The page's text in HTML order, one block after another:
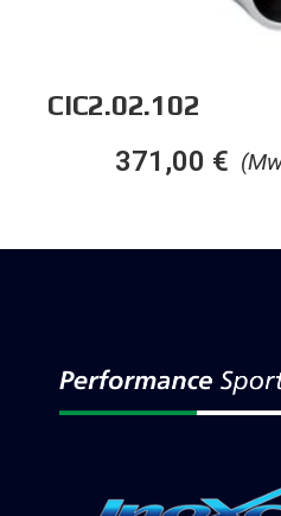
CIC2.02.102
371,00 €